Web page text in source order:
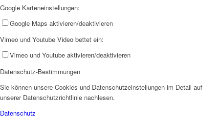
Google Karteneinstellungen:
Google Maps aktivieren/deaktivieren
Vimeo und Youtube Video bettet ein:
Vimeo und Youtube aktivieren/deaktivieren
Datenschutz-Bestimmungen
Sie können unsere Cookies und Datenschutzeinstellungen im Detail auf
unserer Datenschutzrichtlinie nachlesen.
Datenschutz